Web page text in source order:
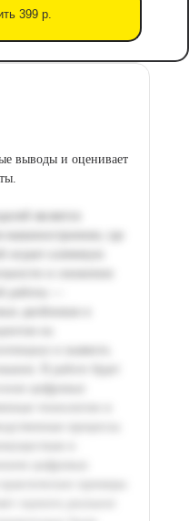
399 р.
выводы и оценивает